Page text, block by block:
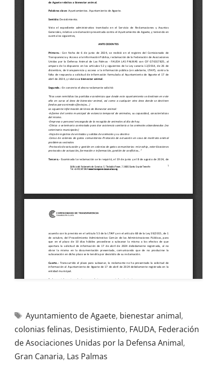
Ayuntamiento de Agaete, bienestar animal,
colonias felinas, Desistimiento, FAUDA, Federación
de Asociaciones Unidas por la Defensa Animal,
Gran Canaria, Las Palmas